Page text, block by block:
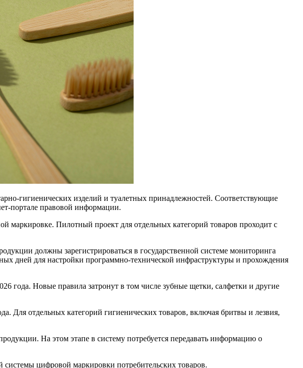
гигиенических изделий и туалетных принадлежностей. Соответствующие
маркировке. Пилотный проект для отдельных категорий товаров проходит с
должны зарегистрироваться в государственной системе мониторинга
дней для настройки программно-технической инфраструктуры и прохождения
года. Новые правила затронут в том числе зубные щетки, салфетки и другие
Для отдельных категорий гигиенических товаров, включая бритвы и лезвия,
На этом этапе в систему потребуется передавать информацию о